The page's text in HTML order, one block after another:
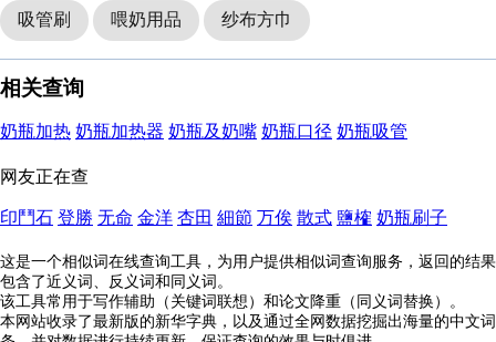
吸管刷 喂奶用品 纱布方巾
相关查询
奶瓶加热 奶瓶加热器 奶瓶及奶嘴 奶瓶口径 奶瓶吸管
网友正在查
印鬥石 登勝 无命 金洋 杏田 細節 万俟 散式 鹽榷 奶瓶刷子
这是一个相似词在线查询工具，为用户提供相似词查询服务，返回的结果
包含了近义词、反义词和同义词。
该工具常用于写作辅助（关键词联想）和论文降重（同义词替换）。
本网站收录了最新版的新华字典，以及通过全网数据挖掘出海量的中文词